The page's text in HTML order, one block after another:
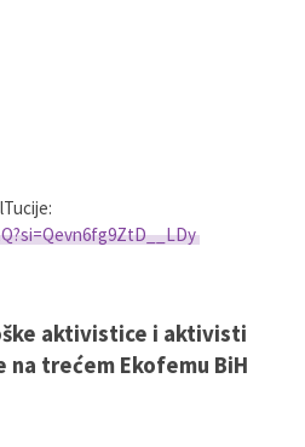
aktivistice i aktivisti
na trećem Ekofemu BiH